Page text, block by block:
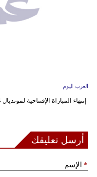
العرب اليوم
إنتهاء المباراة الإفتتاحية لمونديال 2014 بفوز البرازيل على كرواتيا 3-1
أرسل تعليقك
الإسم *